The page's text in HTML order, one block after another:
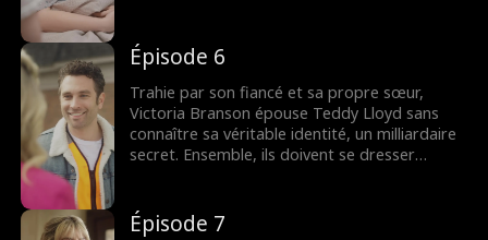
trouver leur fin heureuse.
Épisode 6
Trahie par son fiancé et sa propre sœur,
Victoria Branson épouse Teddy Lloyd sans
connaître sa véritable identité, un milliardaire
secret. Ensemble, ils doivent se dresser
trouver leur fin heureuse.
Épisode 7